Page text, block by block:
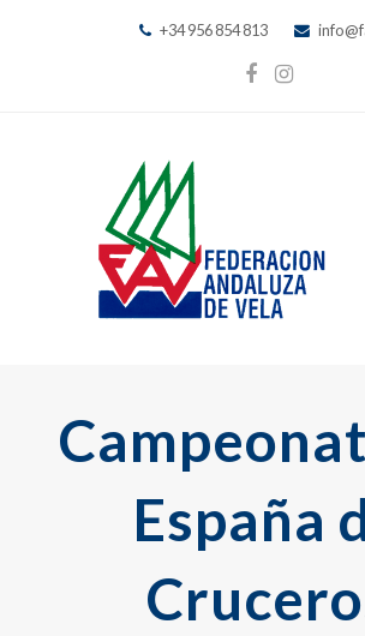
+34 956 854 813
Facebook
Instagram
España